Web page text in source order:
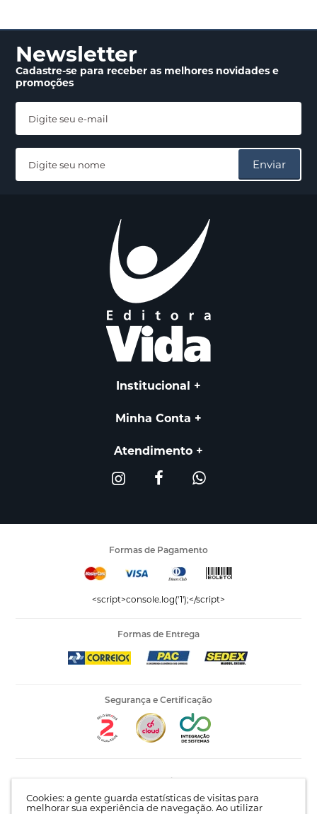
Cookies: a gente guarda estatísticas de visitas para
melhorar sua experiência de navegação. Ao utilizar
Newsletter
Cadastre-se para receberas melhores novidadese
promoções
Enviar
Institucional
Minha Conta
Atendimento
Formas de Pagamento
<script>console.log('1');</script>
Formas de Entrega
Segurança e Certificação
Editora Vida LTDA - 53.535.423/0005-04 | AV Recife, 841 -
Guarulhos - SP | CEP 07215-030 |Mapa do site